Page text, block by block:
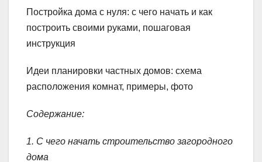
Постройка дома с нуля: с чего начать и как
построить своими руками, пошаговая
инструкция
Идеи планировки частных домов: схема
расположения комнат, примеры, фото
Содержание:
1. С чего начать строительство загородного
дома